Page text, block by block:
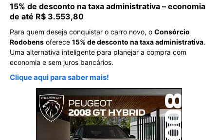
15% de desconto na taxa administrativa – economia
de até R$ 3.553,80
Para quem deseja conquistar o carro novo, o Consórcio
Rodobens oferece 15% de desconto na taxa administrativa.
Uma alternativa inteligente para planejar a compra com
economia e sem juros bancários.
Clique aqui para saber mais!